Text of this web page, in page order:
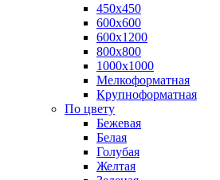
450х450
600х600
600х1200
800х800
1000х1000
Мелкоформатная
Крупноформатная
По цвету
Бежевая
Белая
Голубая
Желтая